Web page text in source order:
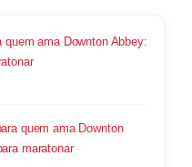
quem ama Downton Abbey:
quem ama Downton
maratonar